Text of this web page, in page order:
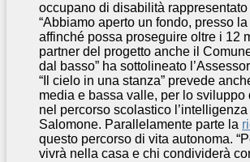
occupano di disabilità rappresentato
“Abbiamo aperto un fondo, presso
affinché possa proseguire oltre i 12
partner del progetto anche il
dal basso” ha sottolineato
“Il cielo in una stanza” prevede
media e bassa valle, per lo sviluppo
nel percorso scolastico
Salomone. Parallelamente parte la
questo percorso di vita autonoma.
vivrà nella casa e chi condividerà